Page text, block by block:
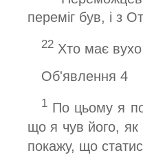
переміг був, і з
22 Хто має
Об'явлення 4
1 По цьому я
що я чув його, як
покажу, що